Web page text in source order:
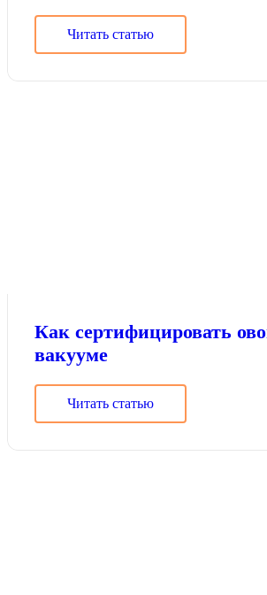
Читать статью
Как сертифицировать
вакууме
Читать статью